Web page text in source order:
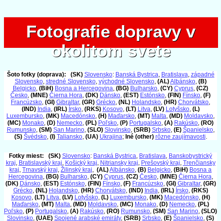
Fotografie dopravy v
okolitom svete
Fotografie dopravy v
okolitom svete
Šoto fotky (doprava): (SK) Slovensko: Banská Bystrica, Bratislava, západné
Slovensko, stredné Slovensko, východné Slovensko, (AL)Albánsko, (B)
Belgicko, (BiH) Bosna a Hercegovina, (BG) Bulharsko, (CY) Cyprus, (CZ)
Česko, (MNE) Čierna Hora, (DK) Dánsko, (EST) Estónsko, (FIN) Fínsko, (F)
Francúzsko, (GI) Gibraltar, (GR) Grécko, (NL) Holandsko, (HR) Chorvátsko,
(IND) India, (IRL) Írsko, (RKS) Kosovo, (LT) Litva, (LV) Lotyšsko, (L)
Luxembursko, (MK) Macedónsko, (H) Maďarsko, (MT) Malta, (MD) Moldavsko,
(MC) Monako, (D) Nemecko, (PL) Poľsko, (P) Portugalsko, (A) Rakúsko, (RO)
Rumunsko, (SM) San Marino, (SLO) Slovinsko, (SRB) Srbsko, (E) Španielsko,
(S) Švédsko, (I) Taliansko, (UA) Ukrajina; Iné (other) rôzne zaujímavosti.
Fotky miest: (SK) Slovensko: Banská Bystrica, Bratislava, Banskobystrický
kraj, Bratislavský kraj, Košický kraj, Nitriansky kraj, Prešovský kraj, Trenčiansky
kraj, Trnavský kraj, Žilinský kraj, (AL)Albánsko, (B) Belgicko, (BiH) Bosna a
Hercegovina, (BG) Bulharsko, (CY) Cyprus, (CZ) Česko, (MNE) Čierna Hora,
(DK) Dánsko, (EST) Estónsko, (FIN) Fínsko, (F) Francúzsko, (GI) Gibraltar, (GR)
Grécko, (NL) Holandsko, (HR) Chorvátsko, (IND) India, (IRL) Írsko, (RKS)
Kosovo, (LT) Litva, (LV) Lotyšsko, (L) Luxembursko, (MK) Macedónsko, (H)
Maďarsko, (MT) Malta, (MD) Moldavsko, (MC) Monako, (D) Nemecko, (PL)
Poľsko, (P) Portugalsko, (A) Rakúsko, (RO) Rumunsko, (SM) San Marino, (SLO)
Slovinsko, (UAE) Spojené arabské emiráty, (SRB) Srbsko, (E) Španielsko, (S)